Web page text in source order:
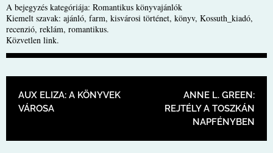
A bejegyzés kategóriája: Romantikus könyvajánlók
Kiemelt szavak: ajánló, farm, kisvárosi történet, könyv, Kossuth_kiadó,
recenzió, reklám, romantikus.
Közvetlen link.
BEJEGYZÉS NAVIGÁCIÓ
AUX ELIZA: A KÖNYVEK
VÁROSA
ANNE L. GREEN:
REJTÉLY A TOSZKÁN
NAPFÉNYBEN